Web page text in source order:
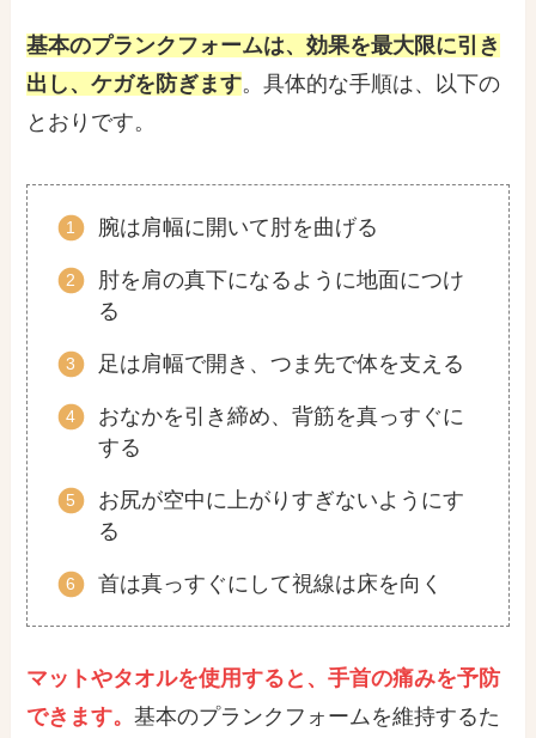
基本のプランクフォームは、効果を最大限に引き
出し、ケガを防ぎます。具体的な手順は、以下の
とおりです。
腕は肩幅に開いて肘を曲げる
肘を肩の真下になるように地面につけ
る
足は肩幅で開き、つま先で体を支える
おなかを引き締め、背筋を真っすぐに
する
お尻が空中に上がりすぎないようにす
る
首は真っすぐにして視線は床を向く
マットやタオルを使用すると、手首の痛みを予防
できます。基本のプランクフォームを維持するた